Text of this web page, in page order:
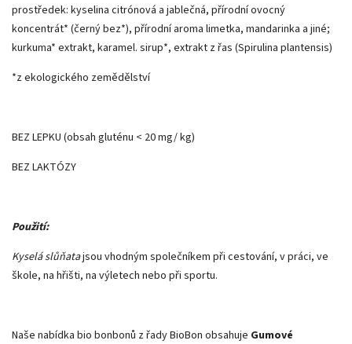
prostředek: kyselina citrónová a jablečná, přírodní ovocný
koncentrát* (černý bez*), přírodní aroma limetka, mandarinka a jiné;
kurkuma* extrakt, karamel. sirup*, extrakt z řas (Spirulina plantensis)
*z ekologického zemědělství
BEZ LEPKU (obsah gluténu < 20 mg/ kg)
BEZ LAKTÓZY
Použití:
Kyselá slůňatajsou vhodným společníkem při cestování, v práci, ve
škole, na hřišti, na výletech nebo při sportu.
Naše nabídka bio bonbonů z řady BioBon obsahuje Gumové